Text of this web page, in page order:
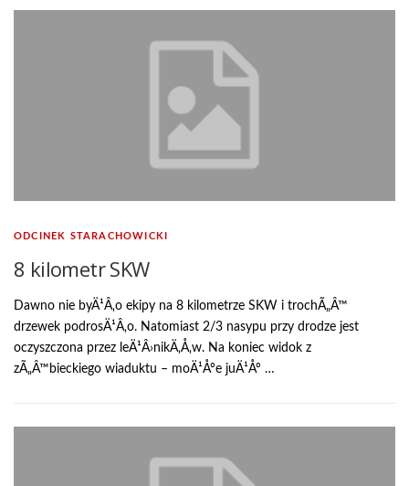
ODCINEK STARACHOWICKI
8 kilometr SKW
Dawno nie byÄ¹Â‚o ekipy na 8 kilometrze SKW i trochÃ„Â™
drzewek podrosÄ¹Â‚o. Natomiast 2/3 nasypu przy drodze jest
oczyszczona przez leÄ¹Â›nikÄ‚Å‚w. Na koniec widok z
zÃ„Â™bieckiego wiaduktu – moÄ¹Åºe juÄ¹Åº …